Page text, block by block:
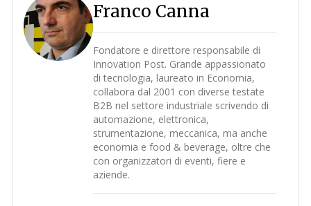
Franco Canna
Fondatore e direttore responsabile di
Innovation Post. Grande appassionato
di tecnologia, laureato in Economia,
collabora dal 2001 con diverse testate
B2B nel settore industriale scrivendo di
automazione, elettronica,
strumentazione, meccanica, ma anche
economia e food & beverage, oltre che
con organizzatori di eventi, fiere e
aziende.